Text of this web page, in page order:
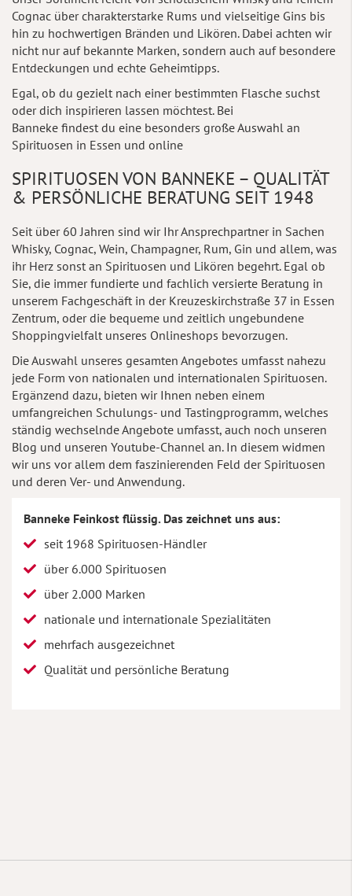
Cognac über charakterstarke Rums und vielseitige Gins bis
hin zu hochwertigen Bränden und Likören. Dabei achten wir
nicht nur auf bekannte Marken, sondern auch auf besondere
Entdeckungen und echte Geheimtipps.
Egal, ob du gezielt nach einer bestimmten Flasche suchst
oder dich inspirieren lassen möchtest. Bei
Banneke findest du eine besonders große Auswahl an
Spirituosen in Essen und online
SPIRITUOSEN VON BANNEKE – QUALITÄT
& PERSÖNLICHE BERATUNG SEIT 1948
Seit über 60 Jahren sind wir Ihr Ansprechpartner in Sachen
Whisky, Cognac, Wein, Champagner, Rum, Gin und allem, was
ihr Herz sonst an Spirituosen und Likören begehrt. Egal ob
Sie, die immer fundierte und fachlich versierte Beratung in
unserem Fachgeschäft in der Kreuzeskirchstraße 37 in Essen
Zentrum, oder die bequeme und zeitlich ungebundene
Shoppingvielfalt unseres Onlineshops bevorzugen.
Die Auswahl unseres gesamten Angebotes umfasst nahezu
jede Form von nationalen und internationalen Spirituosen.
Ergänzend dazu, bieten wir Ihnen neben einem
umfangreichen Schulungs- und Tastingprogramm, welches
ständig wechselnde Angebote umfasst, auch noch unseren
Blog und unseren Youtube-Channel an. In diesem widmen
wir uns vor allem dem faszinierenden Feld der Spirituosen
und deren Ver- und Anwendung.
Banneke Feinkost flüssig. Das zeichnet uns aus:
seit 1968 Spirituosen-Händler
über 6.000 Spirituosen
über 2.000 Marken
nationale und internationale Spezialitäten
mehrfach ausgezeichnet
Qualität und persönliche Beratung